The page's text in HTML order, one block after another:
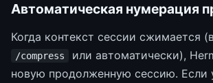
Автоматическая нумерация
Когда контекст сессии сжимается
/compress
или автоматически),
новую продолженную сессию. Если